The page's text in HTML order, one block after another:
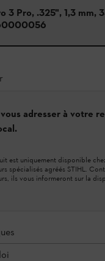
3 Pro, .325", 1,3 mm,
adresser à votre
est uniquement disponible
spécialisés agréés STIHL.
ils vous informeront sur la